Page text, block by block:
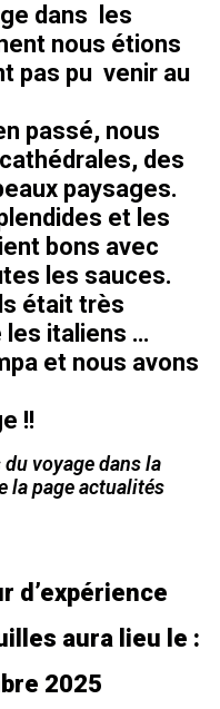
dans les
nous étions
pas pu venir au
passé, nous
des
paysages.
et les
bons avec
les sauces.
était très
les italiens …
et nous avons
!!
voyage dans la
la page actualités
d’expérience
aura lieu le :
2025